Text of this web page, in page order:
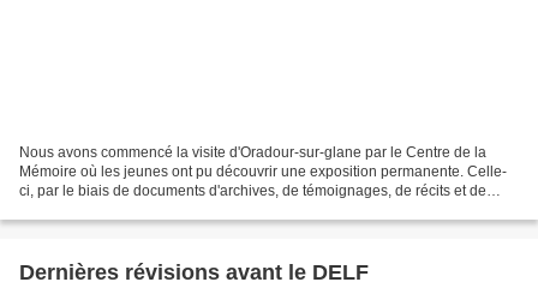
Nous avons commencé la visite d'Oradour-sur-glane par le Centre de la
Mémoire où les jeunes ont pu découvrir une exposition permanente. Celle-
ci, par le biais de documents d'archives, de témoignages, de récits et de
Dernières révisions avant le DELF